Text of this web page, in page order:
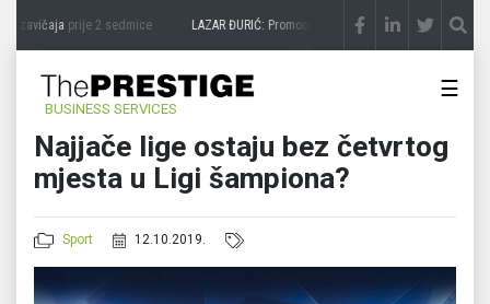
zavičajaprije 2 sedmice LAZAR ĐURIĆ: Promocija potencijal pretvara u destinaciju
BUSINESS SERVICES
☰
Najjače lige ostaju bez četvrtog
mjesta u Ligi šampiona?
Sport 12.10.2019.